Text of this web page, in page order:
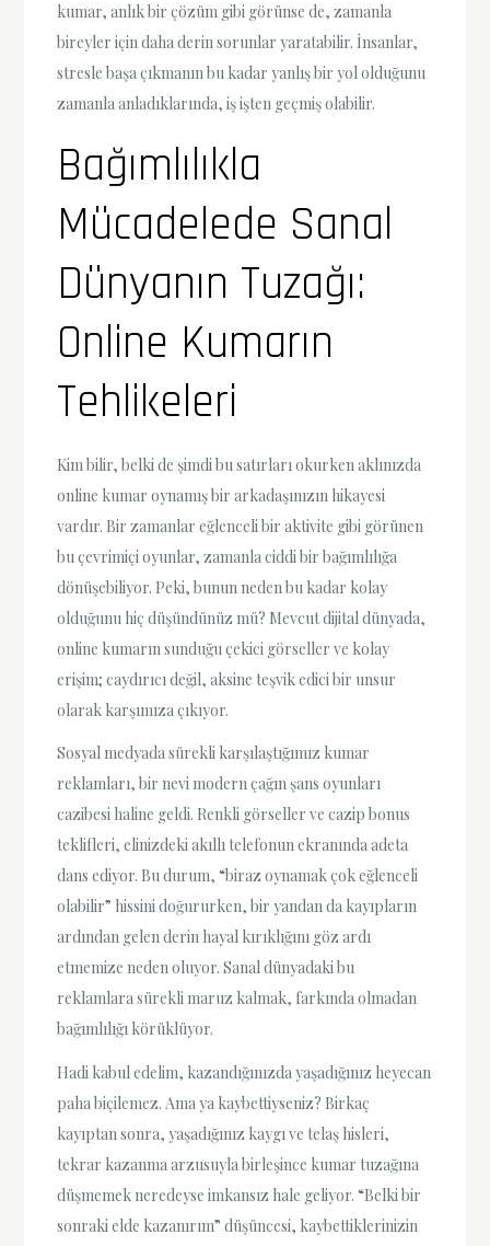
kumar, anlık bir çözüm gibi görünse de, zamanla
bireyler için daha derin sorunlar yaratabilir. İnsanlar,
stresle başa çıkmanın bu kadar yanlış bir yol olduğunu
zamanla anladıklarında, iş işten geçmiş olabilir.
Bağımlılıkla
Mücadelede Sanal
Dünyanın Tuzağı:
Online Kumarın
Tehlikeleri
Kim bilir, belki de şimdi bu satırları okurken aklınızda
online kumar oynamış bir arkadaşınızın hikayesi
vardır. Bir zamanlar eğlenceli bir aktivite gibi görünen
bu çevrimiçi oyunlar, zamanla ciddi bir bağımlılığa
dönüşebiliyor. Peki, bunun neden bu kadar kolay
olduğunu hiç düşündünüz mü? Mevcut dijital dünyada,
online kumarın sunduğu çekici görseller ve kolay
erişim; caydırıcı değil, aksine teşvik edici bir unsur
olarak karşımıza çıkıyor.
Sosyal medyada sürekli karşılaştığımız kumar
reklamları, bir nevi modern çağın şans oyunları
cazibesi haline geldi. Renkli görseller ve cazip bonus
teklifleri, elinizdeki akıllı telefonun ekranında adeta
dans ediyor. Bu durum, “biraz oynamak çok eğlenceli
olabilir” hissini doğururken, bir yandan da kayıpların
ardından gelen derin hayal kırıklığını göz ardı
etmemize neden oluyor. Sanal dünyadaki bu
reklamlara sürekli maruz kalmak, farkında olmadan
bağımlılığı körüklüyor.
Hadi kabul edelim, kazandığınızda yaşadığınız heyecan
paha biçilemez. Ama ya kaybettiyseniz? Birkaç
kayıptan sonra, yaşadığınız kaygı ve telaş hisleri,
tekrar kazanma arzusuyla birleşince kumar tuzağına
düşmemek neredeyse imkansız hale geliyor. “Belki bir
sonraki elde kazanırım” düşüncesi, kaybettiklerinizin